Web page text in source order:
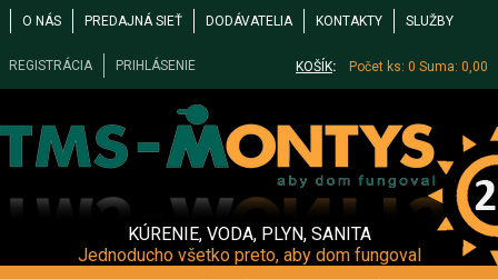
O NÁS PREDAJNÁ SIEŤ DODÁVATELIA KONTAKTY SLUŽBY
REGISTRÁCIA PRIHLÁSENIE KOŠÍK: Počet ks: 0 Suma: 0,00
KÚRENIE, VODA, PLYN, SANITA
Jednoducho všetko preto, aby dom fungoval